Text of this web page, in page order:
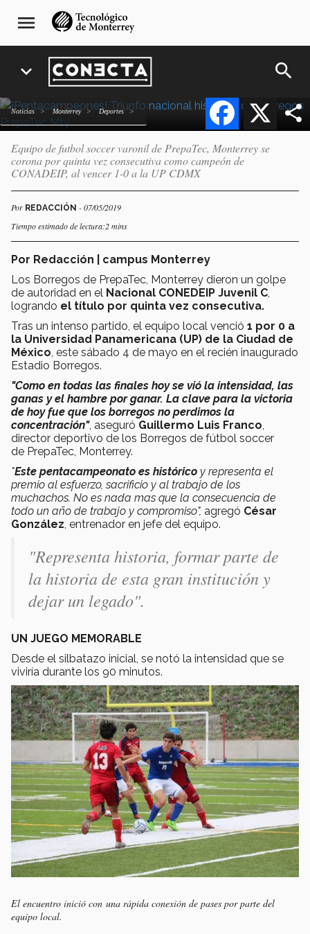
navegación
principal
menu
expand_more search
Noticias Monterrey deportes
¡Pentacampeones! Triunfo
nacional histórico de
Borregos PrepaTec Mty
Equipo de futbol soccer varonil de PrepaTec, Monterrey se
corona por quinta vez consecutiva como campeón de
CONADEIP, al vencer 1-0 a la UP CDMX
Por REDACCIÓN - 07/05/2019
Tiempo estimado de lectura:2 mins
Por Redacción | campus Monterrey
Los Borregos de PrepaTec, Monterrey dieron un golpe
de autoridad en el Nacional CONEDEIP Juvenil C
logrando el título por quinta vez consecutiva.
Tras un intenso partido, el equipo local venció 1 por 0 a
la Universidad Panamericana (UP) de la Ciudad de
México , este sábado 4 de mayo en el recién inaugurado
Estadio Borregos.
"Como en todas las finales hoy se vió la intensidad, las
ganas y el hambre por ganar. La clave para la victoria
de hoy fue que los borregos no perdimos la
concentración", aseguró Guillermo Luis Franco
director deportivo de los Borregos de fútbol soccer
de PrepaTec, Monterrey.
"Este pentacampeonato es histórico y representa el
premio al esfuerzo, sacrificio y al trabajo de los
muchachos. No es nada mas que la consecuencia de
todo un año de trabajo y compromiso", agregó César
González , entrenador en jefe del equipo.
"Representa historia, formar parte de
la historia de esta gran institución y
dejar un legado".
UN JUEGO MEMORABLE
Desde el silbatazo inicial, se notó la intensidad que se
viviría durante los 90 minutos.
El encuentro inició con una rápida conexión de pases por parte del
equipo local.